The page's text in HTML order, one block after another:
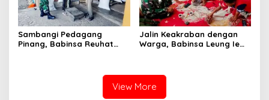
Sambangi Pedagang
Pinang, Babinsa Reuhat
Jalin Keakraban dengan
Warga, Babinsa Leung Ie
View More